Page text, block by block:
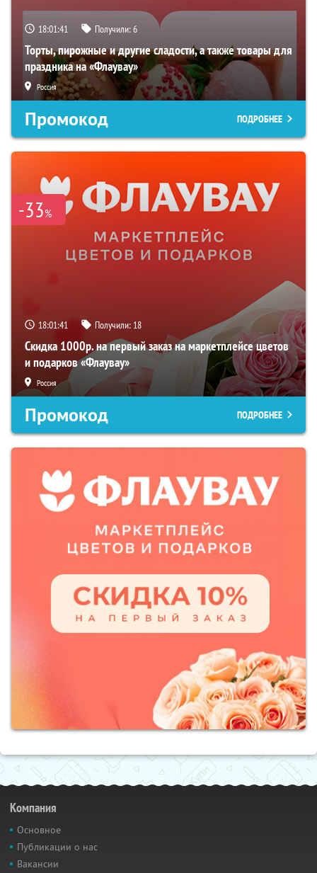
18:01:40 Получили:6
Торты, пирожные и другие сладости, а также товары для
праздника на «Флаувау»
Россия
Промокод ПОДРОБНЕЕ
-33%
18:01:40 Получили: 18
Скидка 1000р. на первый заказ на маркетплейсе цветов
и подарков «Флаувау»
Россия
Промокод ПОДРОБНЕЕ
Компания
Основное
Публикации о нас
Вакансии